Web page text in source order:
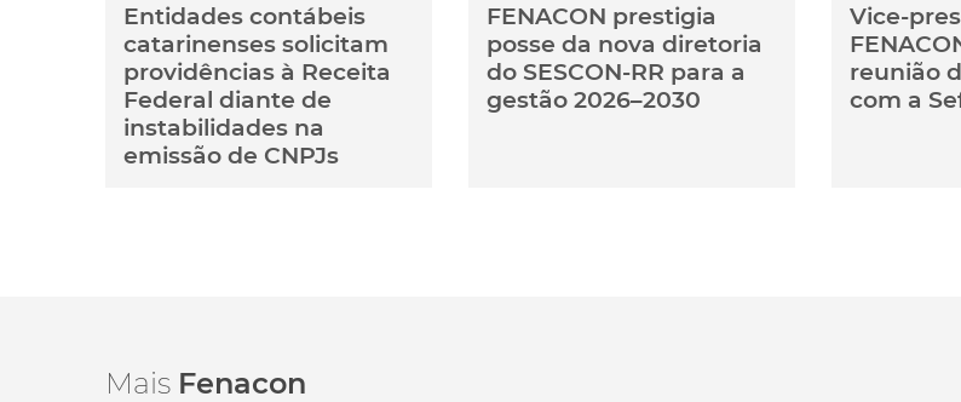
Entidades contábeis
catarinenses solicitam
providências à Receita
Federal diante de
instabilidades na
emissão de CNPJs
FENACON prestigia
posse da nova diretoria
do SESCON-RR para a
gestão 2026–2030
Vice-
reunião
com a
Mais Fenacon